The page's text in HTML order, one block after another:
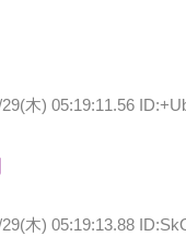
木) 05:19:11.56
木) 05:19:13.88